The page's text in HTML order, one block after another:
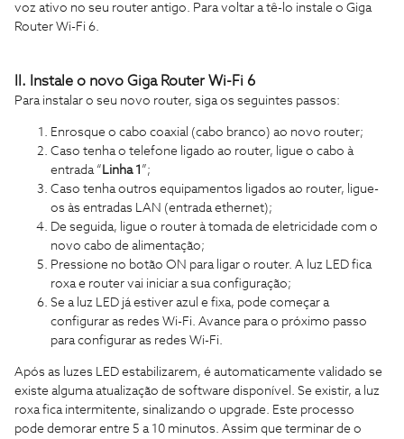
voz ativo no seu router antigo. Para voltar a tê-lo instale o Giga
Router Wi-Fi 6.
II. Instale o novo Giga Router Wi-Fi 6
Para instalar o seu novo router, siga os seguintes passos:
Enrosque o cabo coaxial (cabo branco) ao novo router;
Caso tenha o telefone ligado ao router, ligue o cabo à
entrada “ Linha 1 ”;
Caso tenha outros equipamentos ligados ao router, ligue-
os às entradas LAN (entrada ethernet);
De seguida, ligue o router à tomada de eletricidade com o
novo cabo de alimentação;
Pressione no botão ON para ligar o router. A luz LED fica
roxa e router vai iniciar a sua configuração;
Se a luz LED já estiver azul e fixa, pode começar a
configurar as redes Wi-Fi. Avance para o próximo passo
para configurar as redes Wi-Fi.
Após as luzes LED estabilizarem, é automaticamente validado se
existe alguma atualização de software disponível. Se existir, a luz
roxa fica intermitente, sinalizando o upgrade. Este processo
pode demorar entre 5 a 10 minutos. Assim que terminar de o